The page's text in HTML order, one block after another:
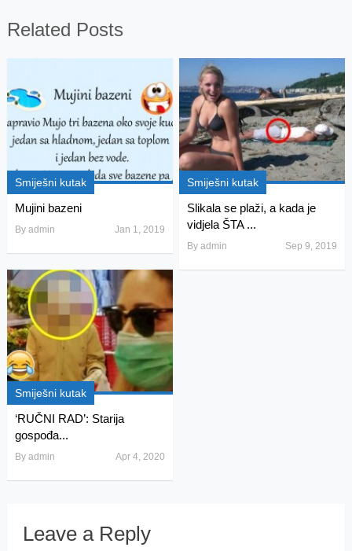
Related Posts
Smiješni kutak
Mujini bazeni
By admin Jan 1, 2019
Smiješni kutak
Slikala se plaži, a kada je
vidjela ŠTA ...
Byadmin Sep 9, 2019
Smiješni kutak
‘RUČNI RAD’: Starija
gospođa...
By admin Apr 4, 2020
Leave a Reply